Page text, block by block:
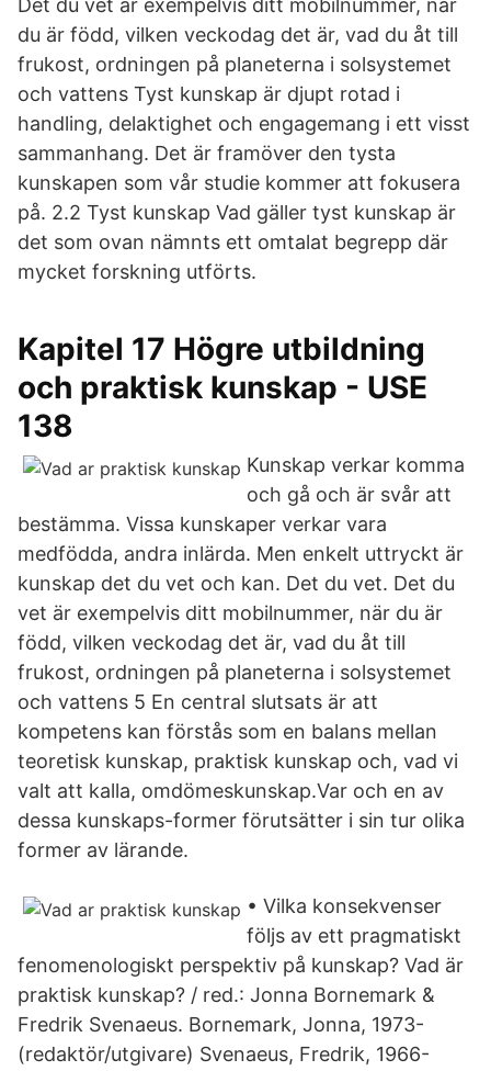
Det du vet är exempelvis ditt mobilnummer, när
du är född, vilken veckodag det är, vad du åt till
frukost, ordningen på planeterna i solsystemet
och vattens Tyst kunskap är djupt rotad i
handling, delaktighet och engagemang i ett visst
sammanhang. Det är framöver den tysta
kunskapen som vår studie kommer att fokusera
på. 2.2 Tyst kunskap Vad gäller tyst kunskap är
det som ovan nämnts ett omtalat begrepp där
mycket forskning utförts.
Kapitel 17 Högre utbildning
och praktisk kunskap - USE
138
Kunskap verkar komma
och gå och är svår att
bestämma. Vissa kunskaper verkar vara
medfödda, andra inlärda. Men enkelt uttryckt är
kunskap det du vet och kan. Det du vet. Det du
vet är exempelvis ditt mobilnummer, när du är
född, vilken veckodag det är, vad du åt till
frukost, ordningen på planeterna i solsystemet
och vattens 5 En central slutsats är att
kompetens kan förstås som en balans mellan
teoretisk kunskap, praktisk kunskap och, vad vi
valt att kalla, omdömeskunskap.Var och en av
dessa kunskaps-former förutsätter i sin tur olika
former av lärande.
• Vilka konsekvenser
följs av ett pragmatiskt
fenomenologiskt perspektiv på kunskap? Vad är
praktisk kunskap? / red.: Jonna Bornemark &
Fredrik Svenaeus. Bornemark, Jonna, 1973-
(redaktör/utgivare) Svenaeus, Fredrik, 1966-